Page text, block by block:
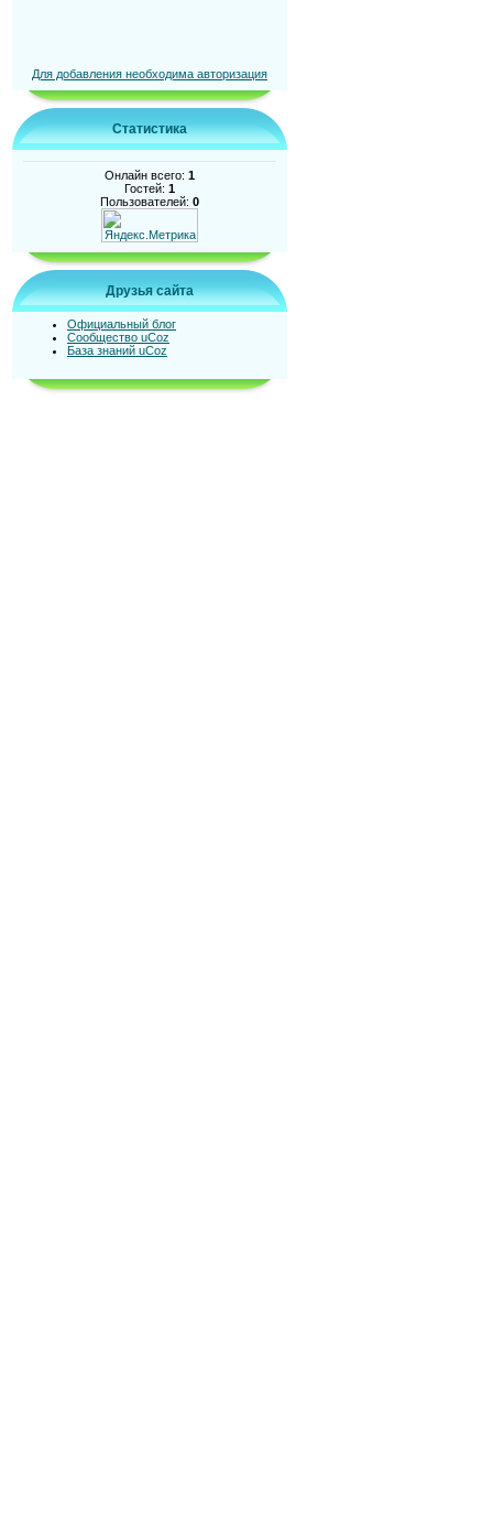
Для добавления необходима авторизация
Статистика
Онлайн всего: 1
Гостей: 1
Пользователей: 0
Друзья сайта
Официальный блог
Сообщество uCoz
База знаний uCoz